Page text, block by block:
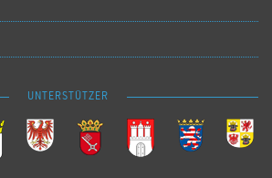
UNTERSTÜTZER